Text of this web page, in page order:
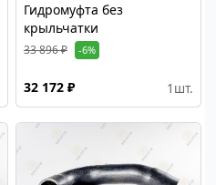
Гидромуфта без
крыльчатки
33 896 ₽ -6%
32 172 ₽ 1 шт.